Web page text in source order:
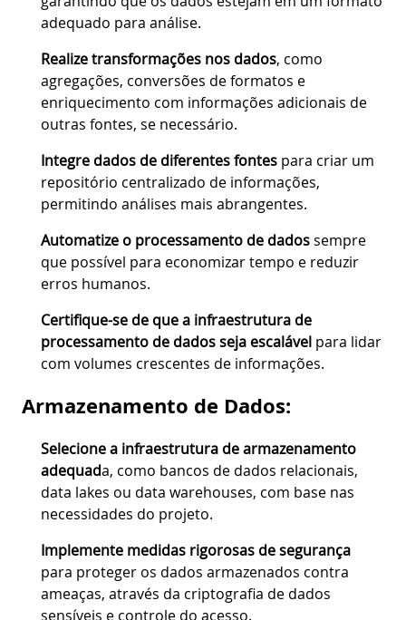
adequado para análise.
Realize transformações nos dados, como
agregações, conversões de formatos e
enriquecimento com informações adicionais de
outras fontes, se necessário.
Integre dados de diferentes fontespara criar um
repositório centralizado de informações,
permitindo análises mais abrangentes.
Automatize o processamento de dadossempre
que possível para economizar tempo e reduzir
erros humanos.
Certifique-se de que a infraestrutura de
processamento de dados seja escalávelpara lidar
com volumes crescentes de informações.
Armazenamento de Dados:
Selecione a infraestrutura de armazenamento
adequada, como bancos de dados relacionais,
data lakes ou data warehouses, com base nas
necessidades do projeto.
Implemente medidas rigorosas de segurança
para proteger os dados armazenados contra
ameaças, através da criptografia de dados
sensíveis e controle do acesso.